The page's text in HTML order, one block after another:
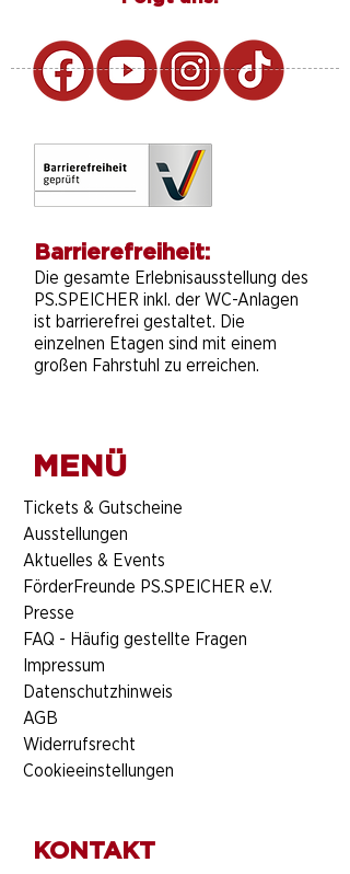
Barrierefreiheit:
Die gesamte Erlebnisausstellung des
PS.SPEICHER inkl. der WC-Anlagen
ist barrierefrei gestaltet. Die
einzelnen Etagen sind mit einem
großen Fahrstuhl zu erreichen.
MENÜ
​Tickets & Gutscheine
Ausstellungen
Aktuelles & Events
FörderFreunde PS.SPEICHER e.V.
Presse
FAQ - Häufig gestellte Fragen
Impressum
Datenschutzhinweis
AGB
Widerrufsrecht
Cookieeinstellungen
KONTAKT